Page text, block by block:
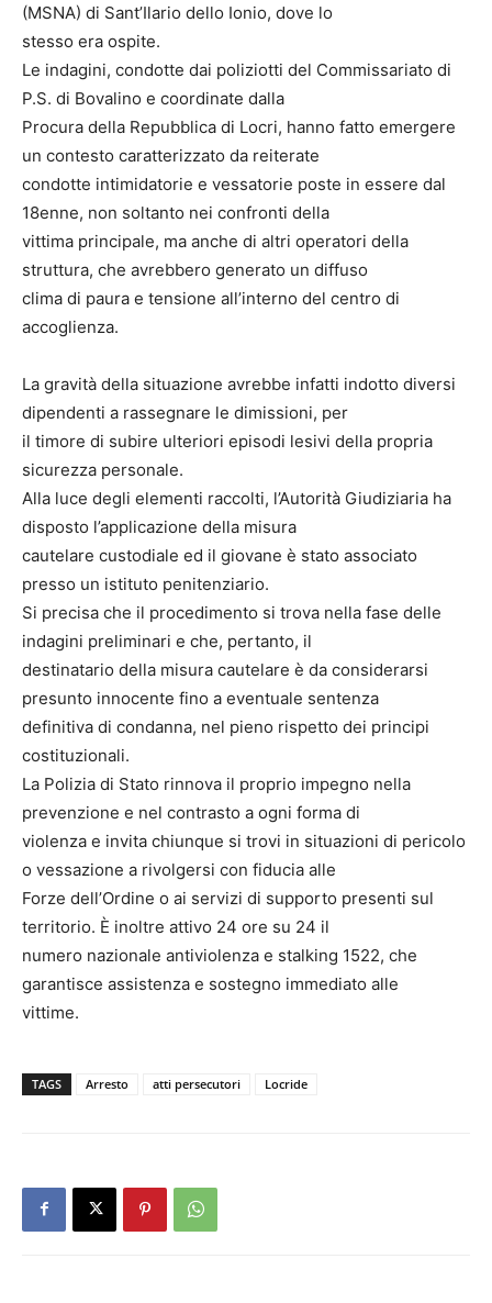
(MSNA) di Sant’Ilario dello Ionio, dove lo
stesso era ospite.
Le indagini, condotte dai poliziotti del Commissariato di
P.S. di Bovalino e coordinate dalla
Procura della Repubblica di Locri, hanno fatto emergere
un contesto caratterizzato da reiterate
condotte intimidatorie e vessatorie poste in essere dal
18enne, non soltanto nei confronti della
vittima principale, ma anche di altri operatori della
struttura, che avrebbero generato un diffuso
clima di paura e tensione all’interno del centro di
accoglienza.
La gravità della situazione avrebbe infatti indotto diversi
dipendenti a rassegnare le dimissioni, per
il timore di subire ulteriori episodi lesivi della propria
sicurezza personale.
Alla luce degli elementi raccolti, l’Autorità Giudiziaria ha
disposto l’applicazione della misura
cautelare custodiale ed il giovane è stato associato
presso un istituto penitenziario.
Si precisa che il procedimento si trova nella fase delle
indagini preliminari e che, pertanto, il
destinatario della misura cautelare è da considerarsi
presunto innocente fino a eventuale sentenza
definitiva di condanna, nel pieno rispetto dei principi
costituzionali.
La Polizia di Stato rinnova il proprio impegno nella
prevenzione e nel contrasto a ogni forma di
violenza e invita chiunque si trovi in situazioni di pericolo
o vessazione a rivolgersi con fiducia alle
Forze dell’Ordine o ai servizi di supporto presenti sul
territorio. È inoltre attivo 24 ore su 24 il
numero nazionale antiviolenza e stalking 1522, che
garantisce assistenza e sostegno immediato alle
vittime.
TAGS Arresto atti persecutori Locride